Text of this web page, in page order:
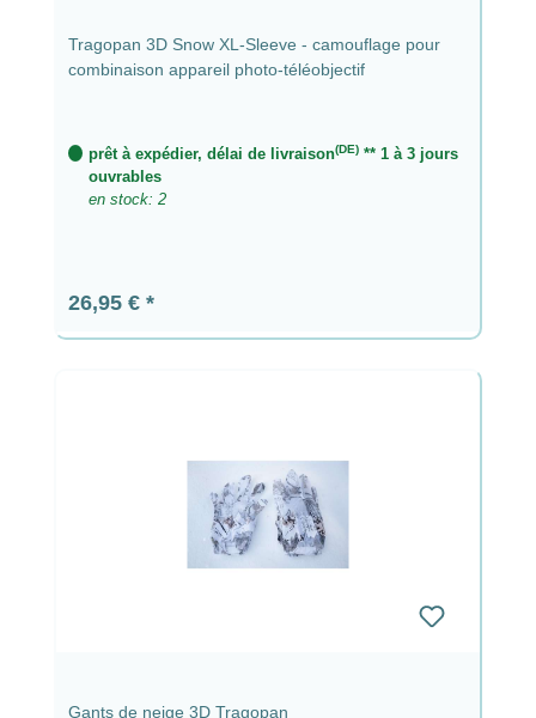
Tragopan 3D Snow XL-Sleeve - camouflage pour
combinaison appareil photo-téléobjectif
prêt à expédier, délai de livraison(DE)** 1 à 3 jours
ouvrables
en stock: 2
Prix régulier :
26,95 €
Gants de neige 3D Tragopan